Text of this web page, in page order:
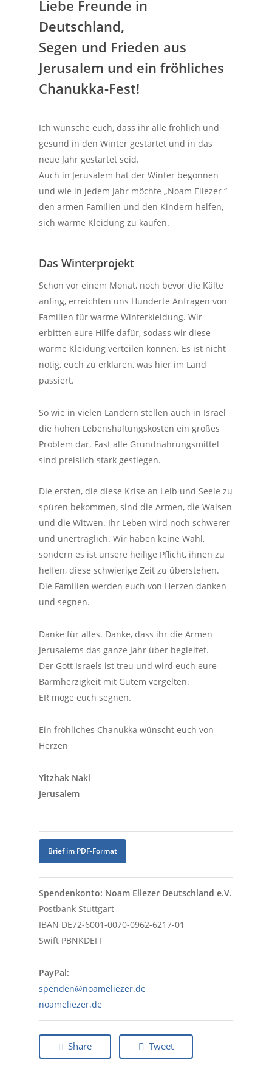
Liebe Freunde in
Deutschland,
Segen und Frieden aus
Jerusalem und ein fröhliches
Chanukka-Fest!
Ich wünsche euch, dass ihr alle fröhlich und
gesund in den Winter gestartet und in das
neue Jahr gestartet seid.
Auch in Jerusalem hat der Winter begonnen
und wie in jedem Jahr möchte „Noam Eliezer “
den armen Familien und den Kindern helfen,
sich warme Kleidung zu kaufen.
Das Winterprojekt
Schon vor einem Monat, noch bevor die Kälte
anfing, erreichten uns Hunderte Anfragen von
Familien für warme Winterkleidung. Wir
erbitten eure Hilfe dafür, sodass wir diese
warme Kleidung verteilen können. Es ist nicht
nötig, euch zu erklären, was hier im Land
passiert.
So wie in vielen Ländern stellen auch in Israel
die hohen Lebenshaltungskosten ein großes
Problem dar. Fast alle Grundnahrungsmittel
sind preislich stark gestiegen.
Die ersten, die diese Krise an Leib und Seele zu
spüren bekommen, sind die Armen, die Waisen
und die Witwen. Ihr Leben wird noch schwerer
und unerträglich. Wir haben keine Wahl,
sondern es ist unsere heilige Pflicht, ihnen zu
helfen, diese schwierige Zeit zu überstehen.
Die Familien werden euch von Herzen danken
und segnen.
Danke für alles. Danke, dass ihr die Armen
Jerusalems das ganze Jahr über begleitet.
Der Gott Israels ist treu und wird euch eure
Barmherzigkeit mit Gutem vergelten.
ER möge euch segnen.
Ein fröhliches Chanukka wünscht euch von
Herzen
Yitzhak Naki
Jerusalem
Brief im PDF-Format
Spendenkonto: Noam Eliezer Deutschland e.V.
Postbank Stuttgart
IBAN DE72-6001-0070-0962-6217-01
Swift PBNKDEFF
PayPal:
spenden@noameliezer.de
noameliezer.de
Share Tweet